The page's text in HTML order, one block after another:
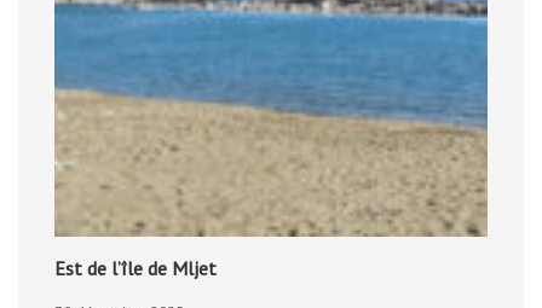
Est de l’île de Mljet